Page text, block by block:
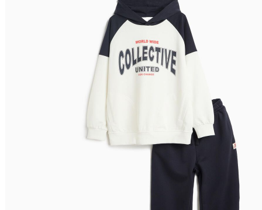
Nome do Produto A - Z
Nome do Produto Z - A